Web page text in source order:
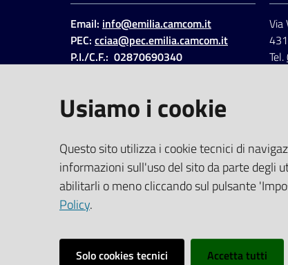
Email: info@emilia.camcom.it
PEC: cciaa@pec.emilia.camcom.it
P.I./C.F.: 02870690340
Codice IPA: ccem
Via
Tel.
SOCIAL
LinkedinFacebookInstagram
Usiamo i cookie
Questo sito utilizza i cookie tecnici di
informazioni sull'uso del sito da parte degli
abilitarli o meno cliccando sul pulsante
Policy.
Solo cookies tecnici Accetta tutti